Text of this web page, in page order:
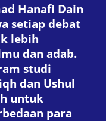
Hanafi Dain
setiap debat
lebih
dan adab.
studi
dan Ushul
untuk
para